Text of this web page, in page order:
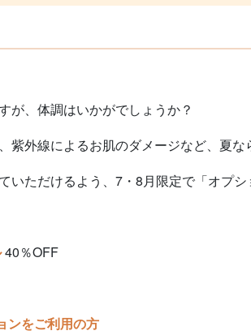
が、体調はいかがでしょうか？
紫外線によるお肌のダメージなど、夏な
いただけるよう、7・8月限定で「オプ
40％OFF
ンをご利用の方